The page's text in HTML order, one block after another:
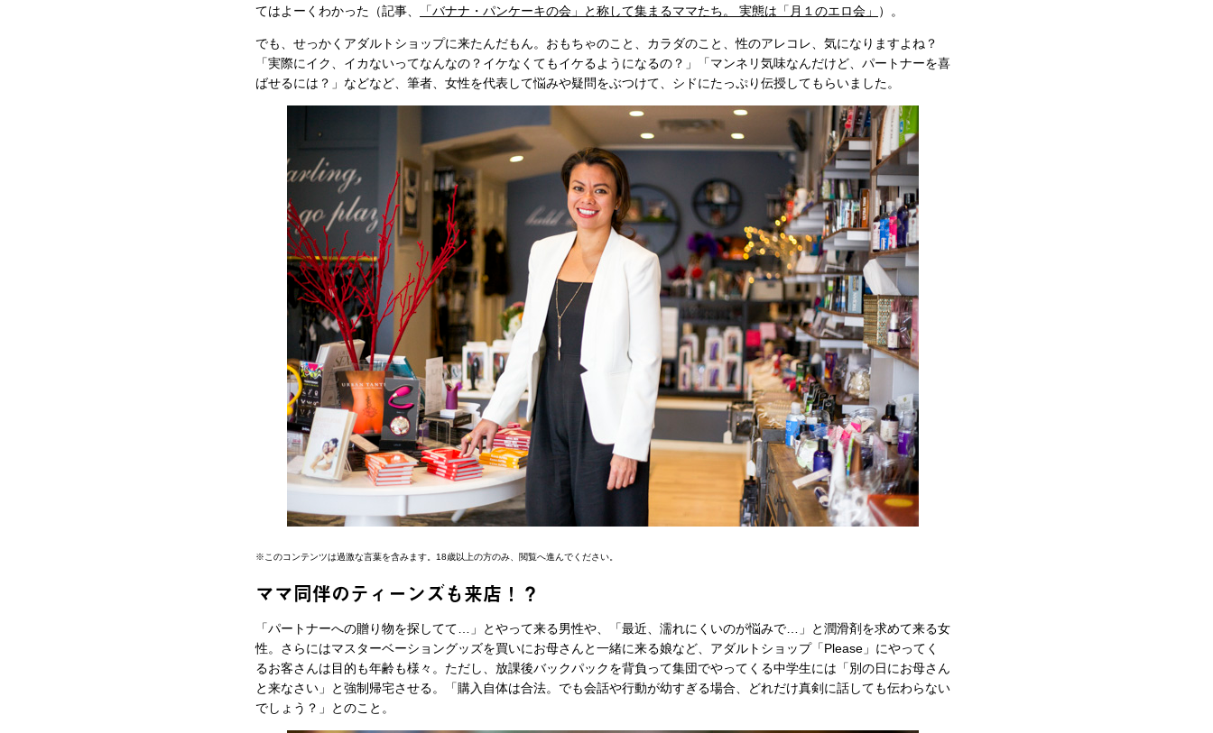
てはよーくわかった（記事、
「バナナ・パンケーキの会」と称して集まるママたち。 実態は「月１のエロ会」 ）。
でも、せっかくアダルトショップに来たんだもん。おもちゃのこと、カラダのこと、性のアレコレ、気になりますよね？
「実際にイク、イカないってなんなの？イケなくてもイケるようになるの？」「マンネリ気味なんだけど、パートナーを喜
ばせるには？」などなど、筆者、女性を代表して悩みや疑問をぶつけて、シドにたっぷり伝授してもらいました。
※このコンテンツは過激な言葉を含みます。18歳以上の方のみ、閲覧へ進んでください。
ママ同伴のティーンズも来店！？
「パートナーへの贈り物を探してて…」とやって来る男性や、「最近、濡れにくいのが悩みで…」と潤滑剤を求めて来る女
性。さらにはマスターベーショングッズを買いにお母さんと一緒に来る娘など、アダルトショップ「Please」にやってく
るお客さんは目的も年齢も様々。ただし、放課後バックパックを背負って集団でやってくる中学生には「別の日にお母さん
と来なさい」と強制帰宅させる。「購入自体は合法。でも会話や行動が幼すぎる場合、どれだけ真剣に話しても伝わらない
でしょう？」とのこと。